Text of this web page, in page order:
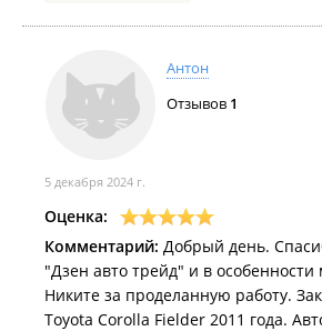
Антон
Отзывов 1
5 декабря 2024 г.
Оценка:
Комментарий: Добрый день.
"Дзен авто трейд" и в
Никите за проделанную работу.
Toyota Corolla Fielder 2011 года.